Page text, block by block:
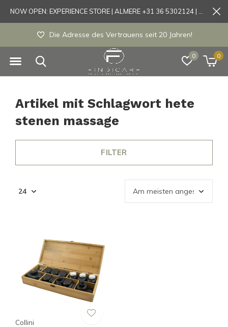
0 0
Die Adresse des Vertrauens seit 20 Jahren!
Artikel mit Schlagwort hete
stenen massage
FILTER
Collini